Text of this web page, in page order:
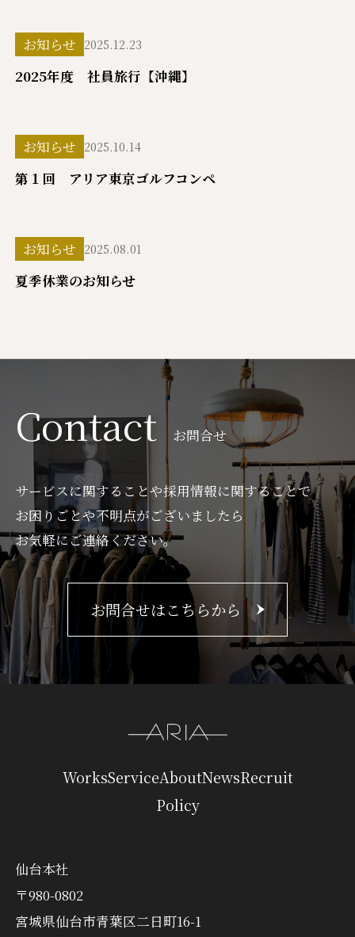
お知らせ 2025.12.23
2025年度 社員旅行【沖縄】
お知らせ 2025.10.14
第１回 アリア東京ゴルフコンペ
お知らせ 2025.08.01
夏季休業のお知らせ
Contact お問合せ
サービスに関することや採用情報に関することで
お困りごとや不明点がございましたら
お気軽にご連絡ください。
お問合せはこちらから
WorksServiceAboutNewsRecruit
Policy
仙台本社
〒980-0802
宮城県仙台市青葉区二日町16-1